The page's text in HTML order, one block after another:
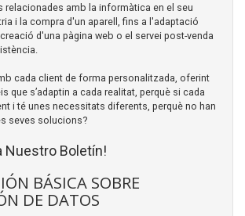
relacionades amb la informàtica en el seu
i la compra d'un aparell, fins a l'adaptació
d'una pàgina web o el servei post-venda
cada client de forma personalitzada, oferint
que s’adaptin a cada realitat, perquè si cada
i té unes necessitats diferents, perquè no han
seves solucions?
Nuestro Boletín!
BÁSICA SOBRE
DE DATOS